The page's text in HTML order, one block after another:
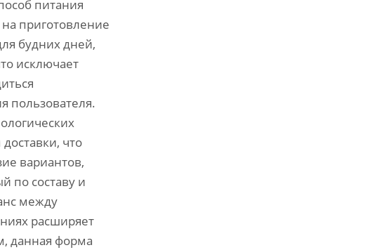
питания
приготовление
будних дней,
исключает
пользователя.
что
вариантов,
по составу и
между
расширяет
данная форма